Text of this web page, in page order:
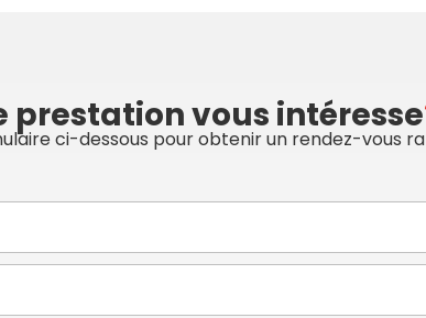
prestation vous intéresse
ci-dessous pour obtenir un rendez-vous